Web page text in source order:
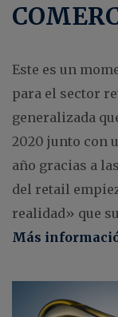
Este es un
para el sector
generalizada
2020 junto con
año gracias a
del retail
realidad» que
Más